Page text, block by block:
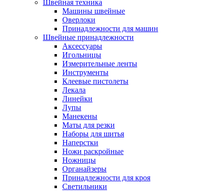
Швейная техника
Машины швейные
Оверлоки
Принадлежности для машин
Швейные принадлежности
Аксессуары
Игольницы
Измерительные ленты
Инструменты
Клеевые пистолеты
Лекала
Линейки
Лупы
Манекены
Маты для резки
Наборы для шитья
Наперстки
Ножи раскройные
Ножницы
Органайзеры
Принадлежности для кроя
Светильники